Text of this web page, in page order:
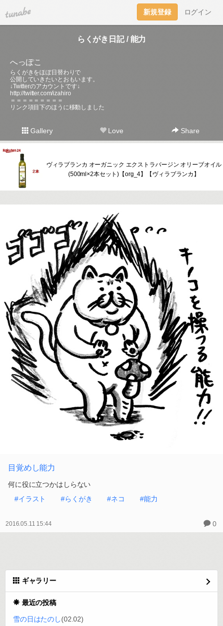
tuna.be 新規登録 ログイン
らくがき日記 / 能力
へっぽこ
らくがきをほぼ日替わりで
公開していきたいとおもいます。
↓Twitterのアカウントです↓
http://twitter.com/izahiro
＝＝＝＝＝＝＝＝＝
リンク項目下のほうに移動しました
Gallery Love Share
ヴィラブランカ オーガニック エクストラバージン オリーブオイル
(500ml×2本セット)【org_4】【ヴィラブランカ】
目覚めし能力
何に役に立つかはしらない
#イラスト
#らくがき #ネコ #能力
2016.05.11 15:44 0
ギャラリー
最近の投稿
雪の日はたのし(02.02)